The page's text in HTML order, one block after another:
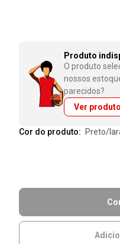
Produto
O produto
nossos
parecidos?
Ver
Cor do produto: preto/